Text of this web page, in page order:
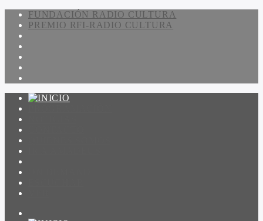
FUNDACIÓN RADIO CULTURA
PREMIO RFI-RADIO CULTURA